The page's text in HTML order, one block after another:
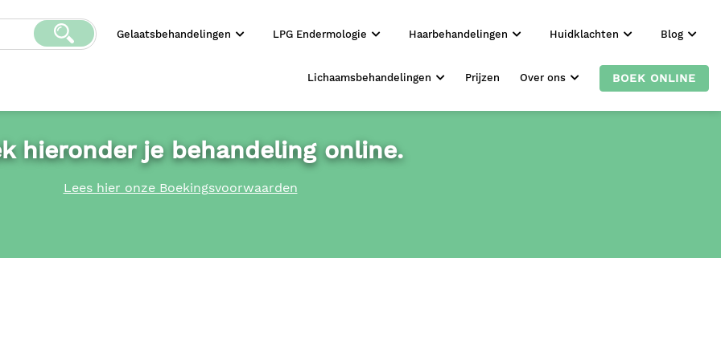
Gelaatsbehandelingen LPG Endermologie Haarbehandelingen Huidklachten Blog
Lichaamsbehandelingen Prijzen Over ons BOEK ONLINE
hieronder je behandeling online.
Lees hier onze Boekingsvoorwaarden